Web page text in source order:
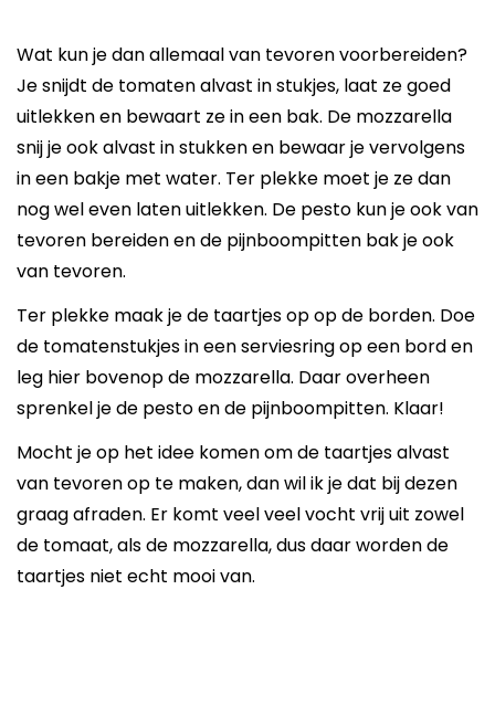
Wat kun je dan allemaal van tevoren voorbereiden?
Je snijdt de tomaten alvast in stukjes, laat ze goed
uitlekken en bewaart ze in een bak. De mozzarella
snij je ook alvast in stukken en bewaar je vervolgens
in een bakje met water. Ter plekke moet je ze dan
nog wel even laten uitlekken. De pesto kun je ook van
tevoren bereiden en de pijnboompitten bak je ook
van tevoren.
Ter plekke maak je de taartjes op op de borden. Doe
de tomatenstukjes in een serviesring op een bord en
leg hier bovenop de mozzarella. Daar overheen
sprenkel je de pesto en de pijnboompitten. Klaar!
Mocht je op het idee komen om de taartjes alvast
van tevoren op te maken, dan wil ik je dat bij dezen
graag afraden. Er komt veel veel vocht vrij uit zowel
de tomaat, als de mozzarella, dus daar worden de
taartjes niet echt mooi van.